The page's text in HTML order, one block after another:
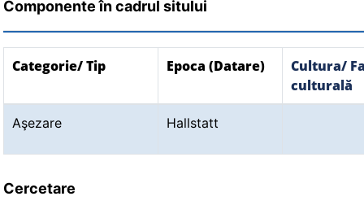
Componente în cadrul sitului
Categorie/ Tip Epoca (Datare)
Cultura/
culturală
Aşezare Hallstatt
Cercetare